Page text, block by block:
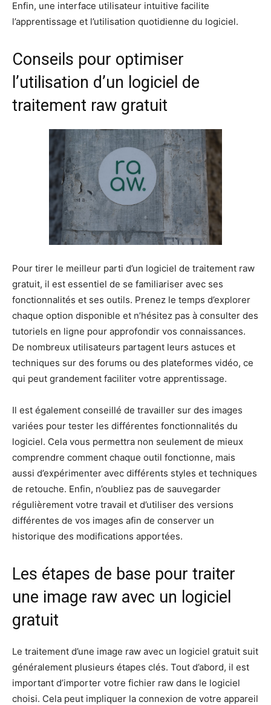
Enfin, une interface utilisateur intuitive facilite
l’apprentissage et l’utilisation quotidienne du logiciel.
Conseils pour optimiser
l’utilisation d’un logiciel de
traitement raw gratuit
Pour tirer le meilleur parti d’un logiciel de traitement raw
gratuit, il est essentiel de se familiariser avec ses
fonctionnalités et ses outils. Prenez le temps d’explorer
chaque option disponible et n’hésitez pas à consulter des
tutoriels en ligne pour approfondir vos connaissances.
De nombreux utilisateurs partagent leurs astuces et
techniques sur des forums ou des plateformes vidéo, ce
qui peut grandement faciliter votre apprentissage.
Il est également conseillé de travailler sur des images
variées pour tester les différentes fonctionnalités du
logiciel. Cela vous permettra non seulement de mieux
comprendre comment chaque outil fonctionne, mais
aussi d’expérimenter avec différents styles et techniques
de retouche. Enfin, n’oubliez pas de sauvegarder
régulièrement votre travail et d’utiliser des versions
différentes de vos images afin de conserver un
historique des modifications apportées.
Les étapes de base pour traiter
une image raw avec un logiciel
gratuit
Le traitement d’une image raw avec un logiciel gratuit suit
généralement plusieurs étapes clés. Tout d’abord, il est
important d’importer votre fichier raw dans le logiciel
choisi. Cela peut impliquer la connexion de votre appareil